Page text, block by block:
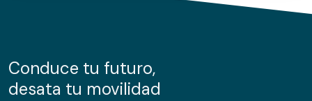
información sobre el uso que haga del sitio web con
nuestros partners de redes sociales, publicidad y análisis
Conduce tu futuro,
desata tu movilidad